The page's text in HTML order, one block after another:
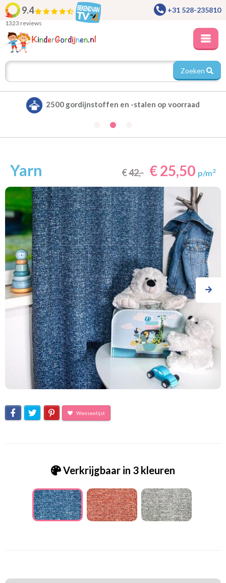
9.4
1323 reviews
+31 528-235810
Zoeken
Alle gordijnen verduisterend leverbaar
Yarn €42,- € 25,50 p/m2
Wensenlijst
Verkrijgbaar in 3 kleuren
Bm_Boucle - Yarn blauw [VK]